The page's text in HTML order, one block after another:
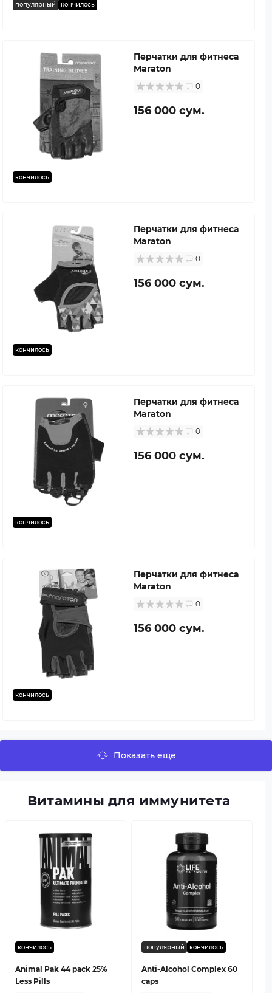
популярный кончилось
кончилось
Перчатки для фитнеса
Maraton
0
156 000 сум.
кончилось
Перчатки для фитнеса
Maraton
0
156 000 сум.
кончилось
Перчатки для фитнеса
Maraton
0
156 000 сум.
кончилось
Перчатки для фитнеса
Maraton
0
156 000 сум.
Показать еще
Витамины для иммунитета
кончилось
Animal Pak 44 pack 25%
Less Pills
популярный кончилось
Anti-Alcohol Complex 60
caps